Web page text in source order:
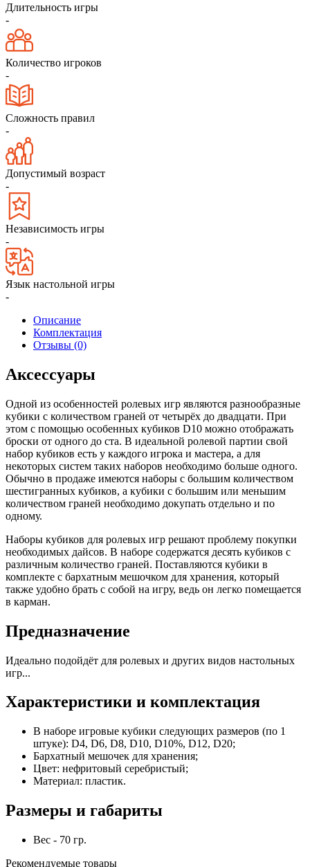
Длительность игры
-
Количество игроков
-
Сложность правил
-
Допустимый возраст
-
Независимость игры
-
Язык настольной игры
-
Описание
Комплектация
Отзывы (0)
Аксессуары
Одной из особенностей ролевых игр являются разнообразные
кубики с количеством граней от четырёх до двадцати. При
этом с помощью особенных кубиков D10 можно отображать
броски от одного до ста. В идеальной ролевой партии свой
набор кубиков есть у каждого игрока и мастера, а для
некоторых систем таких наборов необходимо больше одного.
Обычно в продаже имеются наборы с большим количеством
шестигранных кубиков, а кубики с большим или меньшим
количеством граней необходимо докупать отдельно и по
одному.
Наборы кубиков для ролевых игр решают проблему покупки
необходимых дайсов. В наборе содержатся десять кубиков с
различным количество граней. Поставляются кубики в
комплекте с бархатным мешочком для хранения, который
также удобно брать с собой на игру, ведь он легко помещается
в карман.
Предназначение
Идеально подойдёт для ролевых и других видов настольных
игр...
Характеристики и комплектация
В наборе игровые кубики следующих размеров (по 1
штуке): D4, D6, D8, D10, D10%, D12, D20;
Бархатный мешочек для хранения;
Цвет: нефритовый серебристый;
Материал: пластик.
Размеры и габариты
Вес - 70 гр.
Рекомендуемые товары